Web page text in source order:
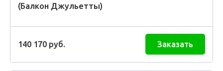
(Балкон Джульетты)
140 170 руб. Заказать